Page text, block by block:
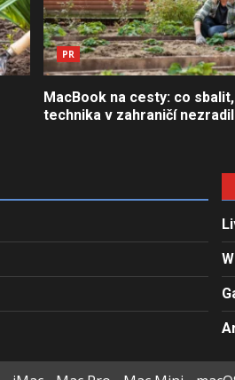
PR
MacBook na cesty: co
technika v zahraničí